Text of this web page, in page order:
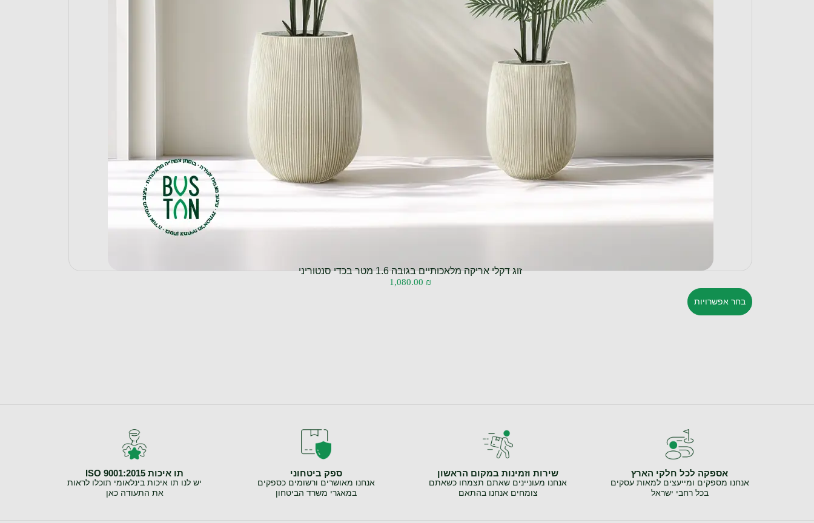
זוג דקלי אריקה מלאכותיים בגובה 1.6 מטר בכדי סנטוריני
1,080.00 ₪
בחר אפשרויות
אספקה לכל חלקי הארץ
אנחנו מספקים ומייעצים למאות עסקים
בכל רחבי ישראל
שירות וזמינות במקום הראשון
אנחנו מעוניינים שאתם תצמחו כשאתם
צומחים אנחנו בהתאם
ספק ביטחוני
אנחנו מאושרים ורשומים כספקים
במאגרי משרד הביטחון
תו איכות ISO 9001:2015
יש לנו תו איכות בינלאומי תוכלו לראות
את התעודה כאן